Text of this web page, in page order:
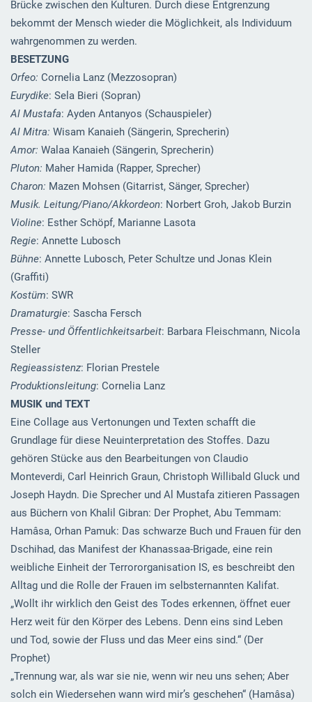
Brücke zwischen den Kulturen. Durch diese Entgrenzung
bekommt der Mensch wieder die Möglichkeit, als Individuum
wahrgenommen zu werden.
BESETZUNG
Orfeo: Cornelia Lanz (Mezzosopran)
Eurydike: Sela Bieri (Sopran)
Al Mustafa: Ayden Antanyos (Schauspieler)
Al Mitra: Wisam Kanaieh (Sängerin, Sprecherin)
Amor: Walaa Kanaieh (Sängerin, Sprecherin)
Pluton: Maher Hamida (Rapper, Sprecher)
Charon: Mazen Mohsen (Gitarrist, Sänger, Sprecher)
Musik. Leitung/Piano/Akkordeon: Norbert Groh, Jakob Burzin
Violine: Esther Schöpf, Marianne Lasota
Regie: Annette Lubosch
Bühne: Annette Lubosch, Peter Schultze und Jonas Klein
(Graffiti)
Kostüm: SWR
Dramaturgie: Sascha Fersch
Presse- und Öffentlichkeitsarbeit: Barbara Fleischmann, Nicola
Steller
Regieassistenz: Florian Prestele
Produktionsleitung: Cornelia Lanz
MUSIK und TEXT
Eine Collage aus Vertonungen und Texten schafft die
Grundlage für diese Neuinterpretation des Stoffes. Dazu
gehören Stücke aus den Bearbeitungen von Claudio
Monteverdi, Carl Heinrich Graun, Christoph Willibald Gluck und
Joseph Haydn. Die Sprecher und Al Mustafa zitieren Passagen
aus Büchern von Khalil Gibran: Der Prophet, Abu Temmam:
Hamâsa, Orhan Pamuk: Das schwarze Buch und Frauen für den
Dschihad, das Manifest der Khanassaa-Brigade, eine rein
weibliche Einheit der Terrororganisation IS, es beschreibt den
Alltag und die Rolle der Frauen im selbsternannten Kalifat.
„Wollt ihr wirklich den Geist des Todes erkennen, öffnet euer
Herz weit für den Körper des Lebens. Denn eins sind Leben
und Tod, sowie der Fluss und das Meer eins sind.“ (Der
Prophet)
„Trennung war, als war sie nie, wenn wir neu uns sehen; Aber
solch ein Wiedersehen wann wird mir’s geschehen“ (Hamâsa)